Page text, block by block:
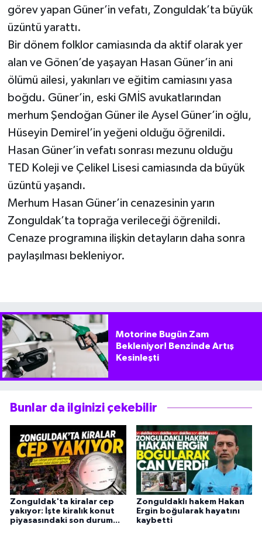
görev yapan Güner’in vefatı, Zonguldak’ta büyük
üzüntü yarattı.
Bir dönem folklor camiasında da aktif olarak yer
alan ve Gönen’de yaşayan Hasan Güner’in ani
ölümü ailesi, yakınları ve eğitim camiasını yasa
boğdu. Güner’in, eski GMİS avukatlarından
merhum Şendoğan Güner ile Aysel Güner’in oğlu,
Hüseyin Demirel’in yeğeni olduğu öğrenildi.
Hasan Güner’in vefatı sonrası mezunu olduğu
TED Koleji ve Çelikel Lisesi camiasında da büyük
üzüntü yaşandı.
Merhum Hasan Güner’in cenazesinin yarın
Zonguldak’ta toprağa verileceği öğrenildi.
Cenaze programına ilişkin detayların daha sonra
paylaşılması bekleniyor.
Motorine Bugün Zam
Bekleniyor! Benzinde Artış
Kesinleşti
Bunlar da ilginizi çekebilir
Zonguldak'ta kiralar cep
yakıyor: İşte kiralık konut
piyasasındaki son durum...
Zonguldaklı hakem Hakan
Ergin boğularak hayatını
kaybetti